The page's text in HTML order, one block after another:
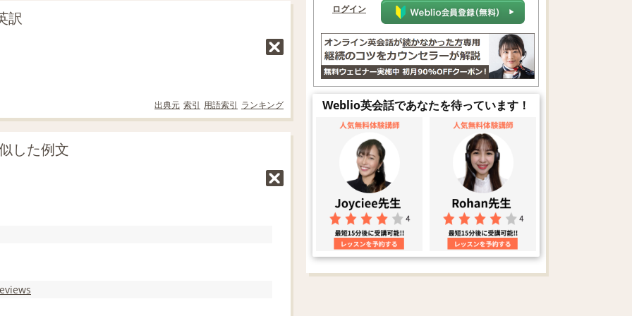
訳
出典元 索引 用語索引 ランキング
した例文
ログイン
Weblio英会話であなたを待っています！